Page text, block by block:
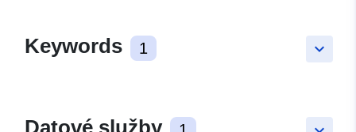
keyboard_arrow_down
Keywords 1